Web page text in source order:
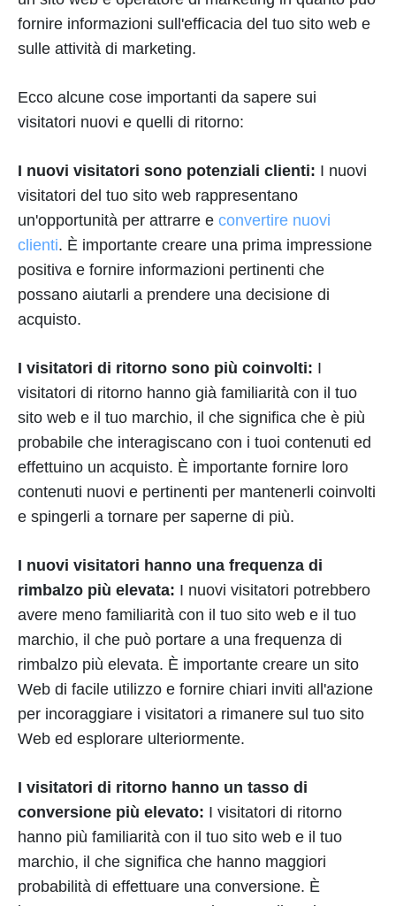
fornire informazioni sull'efficacia del tuo sito web e
sulle attività di marketing.
Ecco alcune cose importanti da sapere sui
visitatori nuovi e quelli di ritorno:
I nuovi visitatori sono potenziali clienti: I nuovi
visitatori del tuo sito web rappresentano
un'opportunità per attrarre e convertire nuovi
clienti. È importante creare una prima impressione
positiva e fornire informazioni pertinenti che
possano aiutarli a prendere una decisione di
acquisto.
I visitatori di ritorno sono più coinvolti: I
visitatori di ritorno hanno già familiarità con il tuo
sito web e il tuo marchio, il che significa che è più
probabile che interagiscano con i tuoi contenuti ed
effettuino un acquisto. È importante fornire loro
contenuti nuovi e pertinenti per mantenerli coinvolti
e spingerli a tornare per saperne di più.
I nuovi visitatori hanno una frequenza di
rimbalzo più elevata: I nuovi visitatori potrebbero
avere meno familiarità con il tuo sito web e il tuo
marchio, il che può portare a una frequenza di
rimbalzo più elevata. È importante creare un sito
Web di facile utilizzo e fornire chiari inviti all'azione
per incoraggiare i visitatori a rimanere sul tuo sito
Web ed esplorare ulteriormente.
I visitatori di ritorno hanno un tasso di
conversione più elevato: I visitatori di ritorno
hanno più familiarità con il tuo sito web e il tuo
marchio, il che significa che hanno maggiori
probabilità di effettuare una conversione. È